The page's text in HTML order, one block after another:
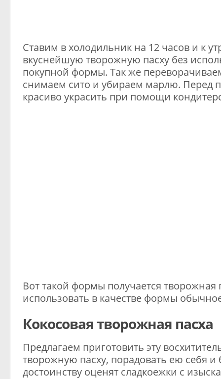
Ставим в холодильник на 12 часов и к
вкуснейшую творожную пасху без
покупной формы. Так же
снимаем сито и убираем марлю. Перед
красиво украсить при помощи
Вот такой формы получается творожная
использовать в качестве формы
Кокосовая творожная пасха
Предлагаем приготовить эту
творожную пасху, порадовать ею себя и
достоинству оценят сладкоежки с